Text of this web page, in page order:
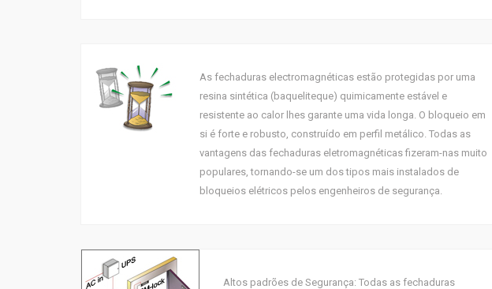
As fechaduras electromagnéticas estão protegidas por uma
resina sintética (baqueliteque) quimicamente estável e
resistente ao calor lhes garante uma vida longa. O bloqueio em
si é forte e robusto, construído em perfil metálico. Todas as
vantagens das fechaduras eletromagnéticas fizeram-nas muito
populares, tornando-se um dos tipos mais instalados de
bloqueios elétricos pelos engenheiros de segurança.
Altos padrões de Segurança: Todas as fechaduras